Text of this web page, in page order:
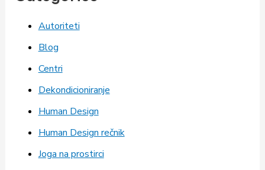
Autoriteti
Blog
Centri
Dekondicioniranje
Human Design
Human Design rečnik
Joga na prostirci